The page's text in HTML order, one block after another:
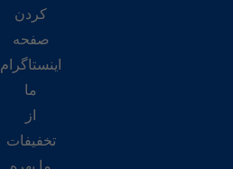
کردن
صفحه
اینستاگرام
ما
از
تخفیفات